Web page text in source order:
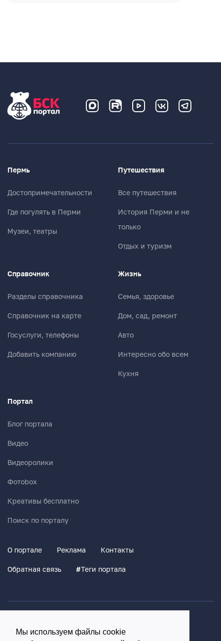
Мы используем файлы cookie
Пермь
Достопримечательности
Где погулять в Перми
Музеи, театры
Путешествия
Все путешествия
История Перми и не
только
Отдых и туризм
Справочник
Разделы справочника
Справочник на карте
Госуслуги, телефоны
Добавить компанию
Жизнь
Семья, здоровье
Дом, сад, ремонт
Авто
Интересно обо всем
Кухня
Портал
Блог портала
Видео
Видеоролики
Фотоbox
Креативы бесплатно
Поиск по порталу
О портале Реклама Контакты
Обратная связь #Теги портала
Согласие на обработку персональных данных